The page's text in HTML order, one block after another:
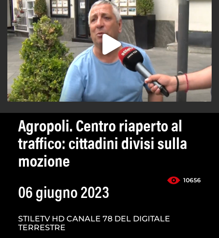
Agropoli. Centro riaperto al
traffico: cittadini divisi sulla
mozione
10656
06 giugno 2023
STILETV HD CANALE 78 DEL DIGITALE
TERRESTRE